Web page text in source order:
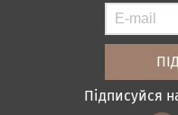
Підписуйся